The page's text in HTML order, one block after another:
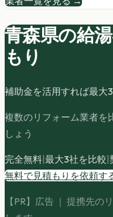
青森県の給
もり
補助金を活用すれば最大
複数のリフォーム業者を
しょう
完全無料|最大3社を比較|
無料で見積もりを依頼す
【PR】広告 ｜ 提携先